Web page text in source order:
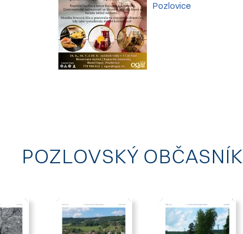
Pozlovice
POZLOVSKÝ OBČASNÍK